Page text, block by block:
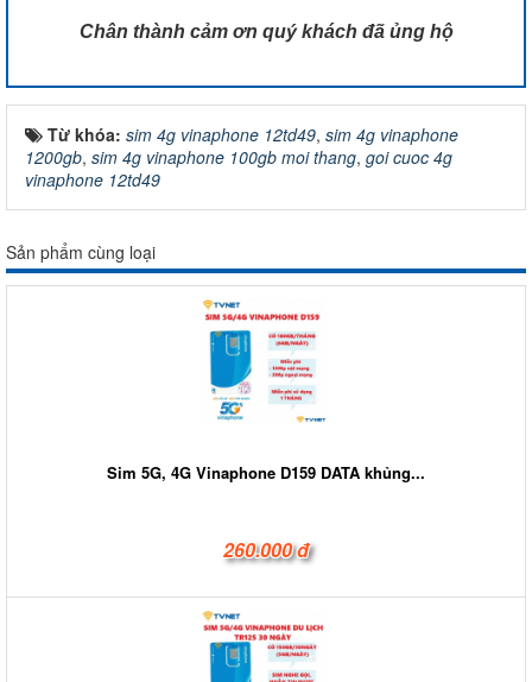
Chân thành cảm ơn quý khách đã ủng hộ
Từ khóa: sim 4g vinaphone 12td49, sim 4g vinaphone
1200gb, sim 4g vinaphone 100gb moi thang, goi cuoc 4g
vinaphone 12td49
Sản phẩm cùng loại
Sim 5G, 4G Vinaphone D159 DATA khủng...
260.000 đ